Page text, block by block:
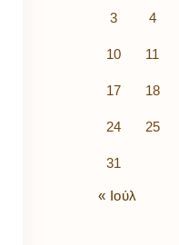
3 4
10 11
17 18
24 25
31
« Ιούλ